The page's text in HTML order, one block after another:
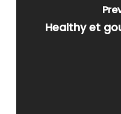
Healthy et